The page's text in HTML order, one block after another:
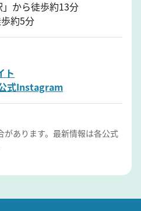
から徒歩約13分
約5分
ト
式Instagram
あります。最新情報は各公式